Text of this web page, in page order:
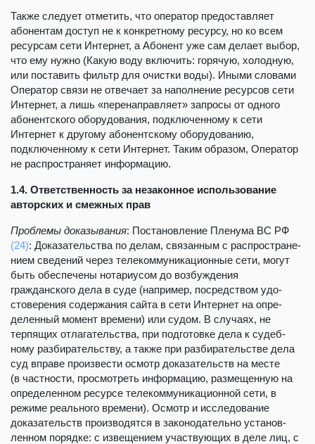
Также следует отметить, что оператор предоставляет
абонентам доступ не к конкретному ресурсу, но ко всем
ресурсам сети Интернет, а Абонент уже сам делает выбор,
что ему нужно (Какую воду включить: горячую, холодную,
или поставить фильтр для очистки воды). Иными словами
Оператор связи не отвечает за наполнение ресурсов сети
Интернет, а лишь «перенаправляет» запросы от одного
абонентского оборудования, подключенному к сети
Интернет к другому абонентскому оборудованию,
подключенному к сети Интернет. Таким образом, Оператор
не распространяет информацию.
1.4. Ответственность за незаконное использование
авторских и смежных прав
Проблемы доказывания: Постановление Пленума ВС РФ
(24): Доказательства по делам, связанным с распростране­
нием сведений через телекоммуникационные сети, могут
быть обеспечены нотариусом до возбуждения
гражданского дела в суде (например, посредством удо­
стоверения содержания сайта в сети Интернет на опре­
деленный момент времени) или судом. В случаях, не
терпящих отлагательства, при подготовке дела к судеб­
ному разбирательству, а также при разбирательстве дела
суд вправе произвести осмотр доказательств на месте
(в частности, просмотреть информацию, размещенную на
определенном ресурсе телекоммуникационной сети, в
режиме реального времени). Осмотр и исследование
доказательств производятся в законодательно установ­
ленном порядке: с извещением участвующих в деле лиц, с